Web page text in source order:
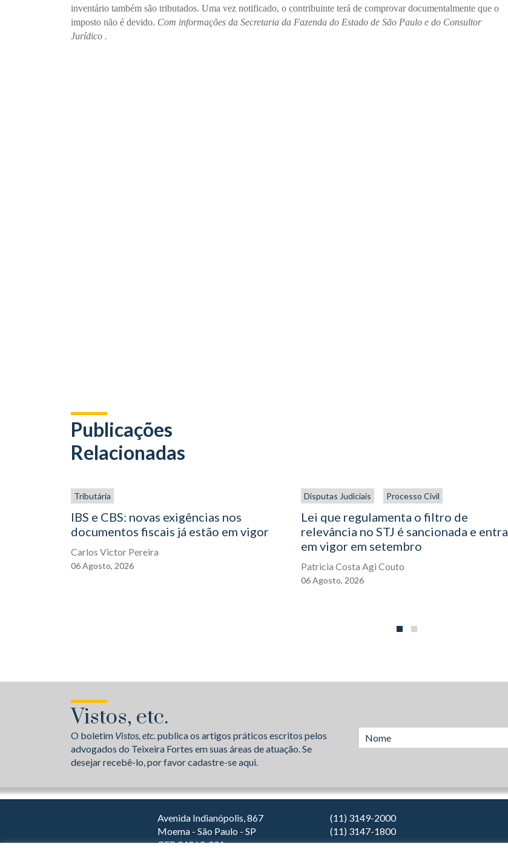
inventário também são tributados. Uma vez notificado, o contribuinte terá de comprovar documentalmente que o
imposto não é devido. Com informações da Secretaria da Fazenda do Estado de São Paulo e do Consultor
Jurídico .
Publicações
Relacionadas
Tributária
IBS e CBS: novas exigências nos
documentos fiscais já estão em vigor
Carlos Victor Pereira
06Agosto, 2026
Disputas Judiciais Processo Civil
Lei que regulamenta o filtro de
relevância no STJ é sancionada e entra
em vigor em setembro
Patricia Costa Agi Couto
06Agosto, 2026
Vistos, etc.
O boletim Vistos, etc.publica os artigos práticos escritos pelos
advogados do Teixeira Fortes em suas áreas de atuação. Se
desejar recebê-lo, por favor cadastre-se aqui.
Avenida Indianópolis, 867
Moema - São Paulo - SP
CEP 04063-001
(11) 3149-2000
(11) 3147-1800